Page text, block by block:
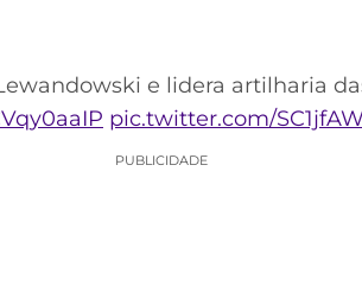
e lidera artilharia
pic.twitter.com/
PUBLICIDADE